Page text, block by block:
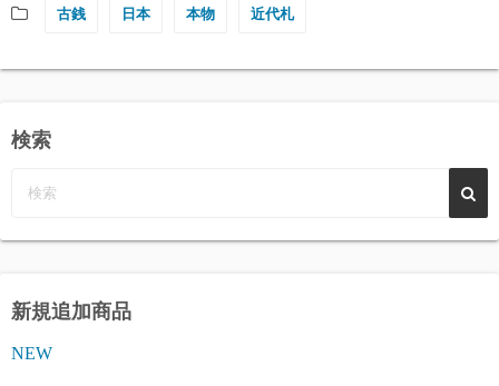
古銭 日本 本物 近代札
検索
新規追加商品
NEW